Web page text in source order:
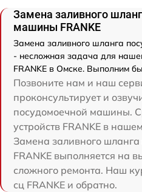
Замена заливного
машины FRANKE
Замена заливного шланга
- несложная задача для
FRANKE в Омске. Выполним
Позвоните нам и наш
проконсультирует и
посудомоечной машины.
устройств FRANKE в
Замена заливного
FRANKE выполняется на
сложного ремонта. Наш
сц FRANKE и обратно.